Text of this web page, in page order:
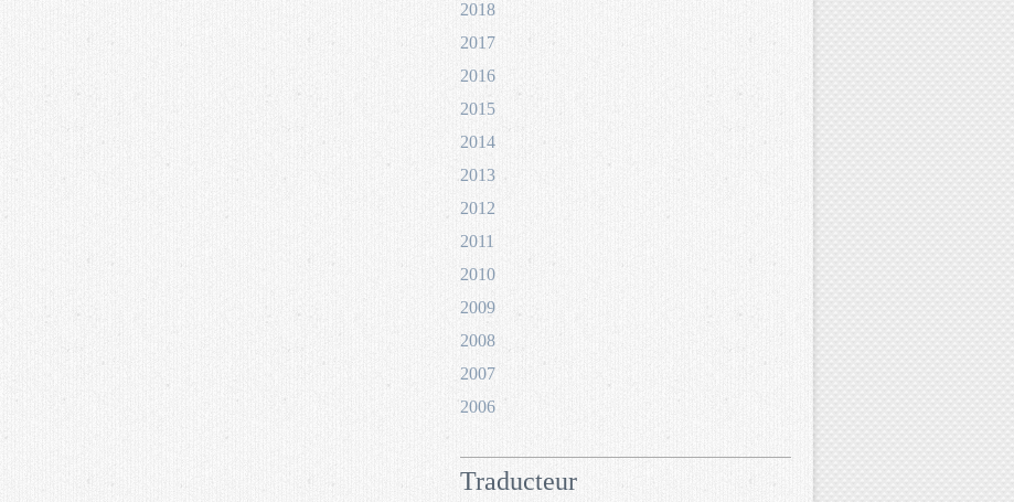
2018
2017
2016
2015
2014
2013
2012
2011
2010
2009
2008
2007
2006
Traducteur